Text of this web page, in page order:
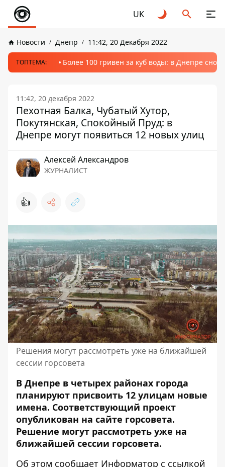
UK
Новости Днепр 11:42, 20 Декабря 2022
ТОПТЕМА: Более 100 гривен за куб воды: в Днепре
11:42, 20 декабря 2022
Пехотная Балка, Чубатый Хутор,
Покутянская, Спокойный Пруд: в
Днепре могут появиться 12 новых улиц
Алексей Александров
ЖУРНАЛИСТ
👍
Решения могут рассмотреть уже на ближайшей
сессии горсовета
В Днепре в четырех районах города
планируют присвоить 12 улицам новые
имена. Соответствующий проект
опубликован на сайте горсовета.
Решение могут рассмотреть уже на
ближайшей сессии горсовета.
Об этом сообщает Информатор с ссылкой